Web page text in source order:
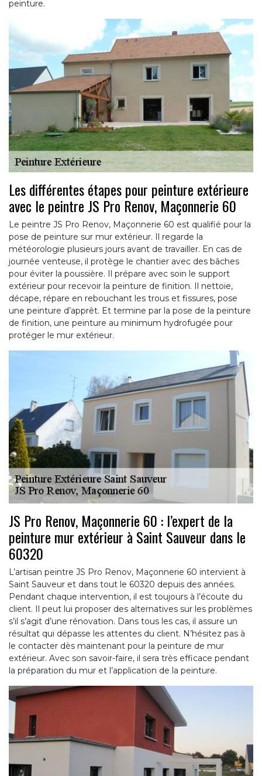
peinture.
Les différentes étapes pour peinture extérieure
avec le peintre JS Pro Renov, Maçonnerie 60
Le peintre JS Pro Renov, Maçonnerie 60 est qualifié pour la
pose de peinture sur mur extérieur. Il regarde la
météorologie plusieurs jours avant de travailler. En cas de
journée venteuse, il protège le chantier avec des bâches
pour éviter la poussière. Il prépare avec soin le support
extérieur pour recevoir la peinture de finition. Il nettoie,
décape, répare en rebouchant les trous et fissures, pose
une peinture d’apprêt. Et termine par la pose de la peinture
de finition, une peinture au minimum hydrofugée pour
protéger le mur extérieur.
JS Pro Renov, Maçonnerie 60 : l’expert de la
peinture mur extérieur à Saint Sauveur dans le
60320
L’artisan peintre JS Pro Renov, Maçonnerie 60 intervient à
Saint Sauveur et dans tout le 60320 depuis des années.
Pendant chaque intervention, il est toujours à l’écoute du
client. Il peut lui proposer des alternatives sur les problèmes
s’il s’agit d’une rénovation. Dans tous les cas, il assure un
résultat qui dépasse les attentes du client. N’hésitez pas à
le contacter dès maintenant pour la peinture de mur
extérieur. Avec son savoir-faire, il sera très efficace pendant
la préparation du mur et l’application de la peinture.